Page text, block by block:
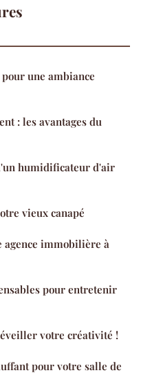
une ambiance
: les avantages du
humidificateur d'air
vieux canapé
agence immobilière à
pour entretenir
votre créativité !
pour votre salle de